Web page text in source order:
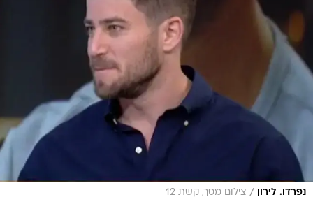
נפרדו. לירון / צילום מסך, קשת 12